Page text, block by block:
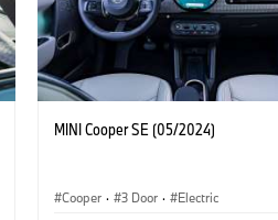
MINI Cooper SE (05/2024)
Cooper · 3 Door · Electric